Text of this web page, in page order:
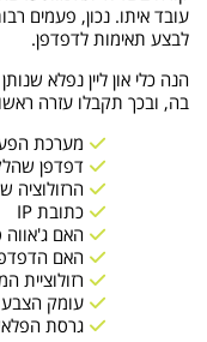
עובד איתו. נכון, פעמים
לבצע תאימות לדפדפן.
הנה כלי און ליין נפלא
בה, ובכך תקבלו עזרה
מערכת
דפדפן
הרזולוציה
כתובת IP
האם
האם
רזולוציית
עומק
גרסת